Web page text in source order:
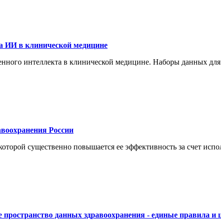
ИИ в клинической медицине
интеллекта в клинической медицине. Наборы данных
России
существенно повышается ее эффективность за счет
данных здравоохранения - единые правила и